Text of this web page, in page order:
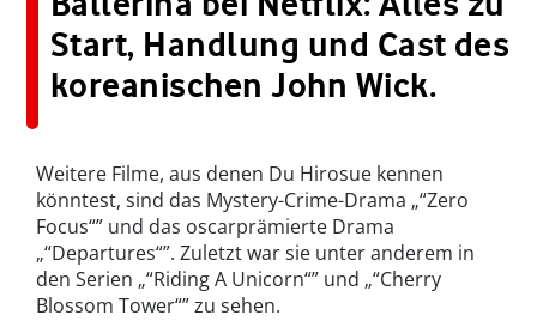
Start, Handlung und Cast des
koreanischen John Wick.
Weitere Filme, aus denen Du Hirosue kennen
könntest, sind das Mystery-Crime-Drama „“Zero
Focus“” und das oscarprämierte Drama
„“Departures“”. Zuletzt war sie unter anderem in
den Serien „“Riding A Unicorn“” und „“Cherry
Blossom Tower“” zu sehen.